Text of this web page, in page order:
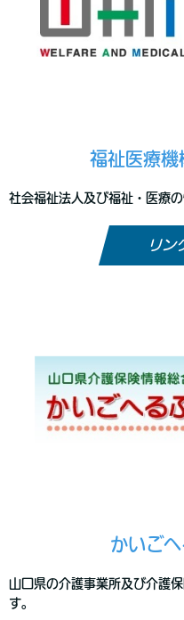
福祉医療
社会福祉法人及び福祉・医療
リン
かいご
山口県の介護事業所及び介護
す。